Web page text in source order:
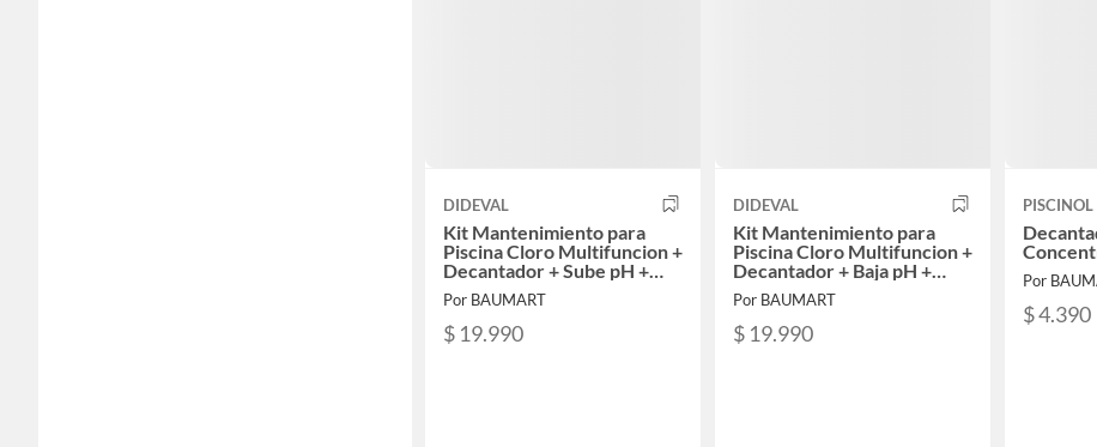
DIDEVAL
Kit Mantenimiento para
Piscina Cloro Multifuncion +
Decantador + Sube pH +
Alguicida
Por BAUMART
$ 19.990
DIDEVAL
Kit Mantenimiento para
Piscina Cloro Multifuncion +
Decantador + Baja pH +
Alguicida
Por BAUMART
$ 19.990
PISCINOL
Por
$ 4.390